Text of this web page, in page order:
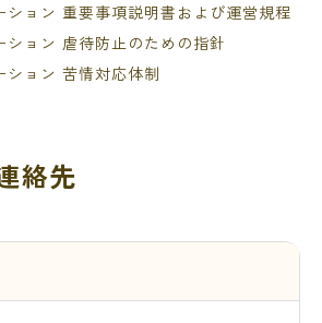
ション 重要事項説明書および運営規程
ション 虐待防止のための指針
ション 苦情対応体制
絡先